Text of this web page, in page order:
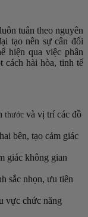
tuân theo nguyên
tạo nên sự cân đối
hiện qua việc phân
cách hài hòa, tinh tế
thước và vị trí các đồ
bên, tạo cảm giác
giác không gian
sắc nhọn, ưu tiên
vực chức năng